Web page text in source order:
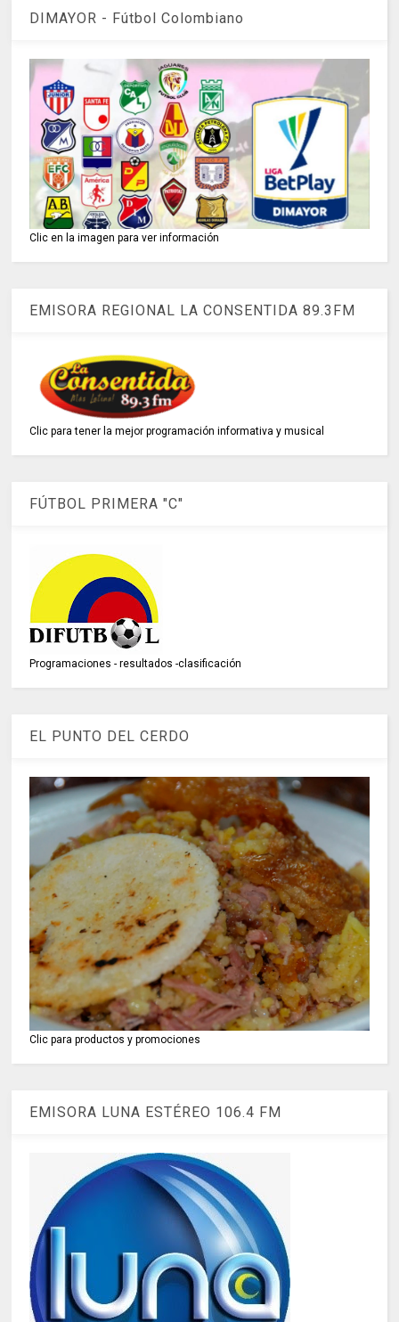
DIMAYOR - Fútbol Colombiano
Clic en la imagen para ver información
EMISORA REGIONAL LA CONSENTIDA 89.3FM
Clic para tener la mejor programación informativa y musical
FÚTBOL PRIMERA "C"
Programaciones - resultados -clasificación
EL PUNTO DEL CERDO
Clic para productos y promociones
EMISORA LUNA ESTÉREO 106.4 FM